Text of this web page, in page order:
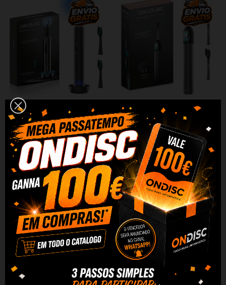
Escova de dentes elétrica
ToothCare WhiteTeeth...
99,90 € 97,90 €
+ Adicionar
Escova de dentes ToothCare
EliteSwing Premium
49,90 € 48,90 €
+ Adicionar